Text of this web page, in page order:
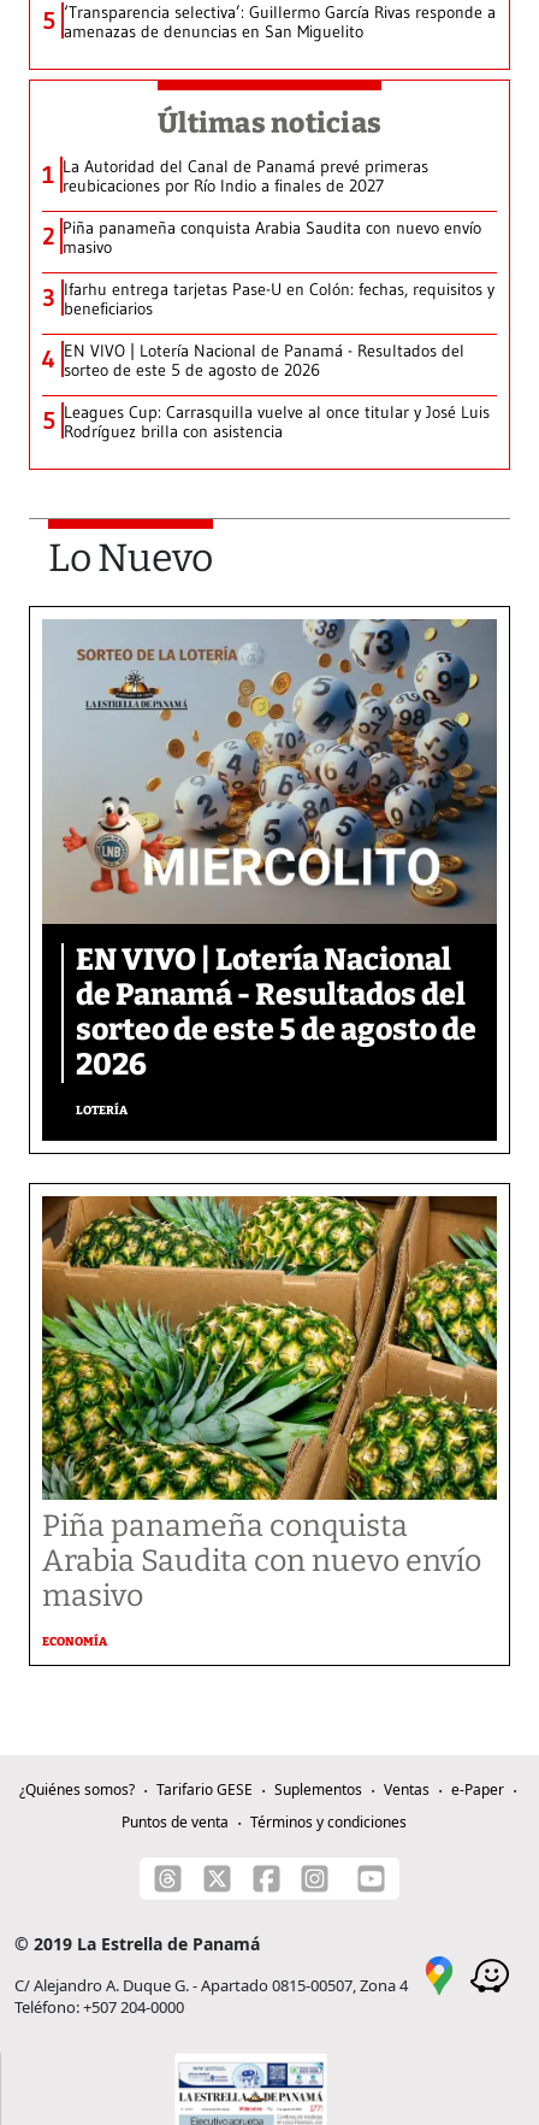
5 ‘Transparencia selectiva’: Guillermo García Rivas responde a
amenazas de denuncias en San Miguelito
Últimas noticias
1 La Autoridad del Canal de Panamá prevé primeras
reubicaciones por Río Indio a finales de 2027
2 Piña panameña conquista Arabia Saudita con nuevo envío
masivo
3 Ifarhu entrega tarjetas Pase-U en Colón: fechas, requisitos y
beneficiarios
4 EN VIVO | Lotería Nacional de Panamá - Resultados del
sorteo de este 5 de agosto de 2026
5 Leagues Cup: Carrasquilla vuelve al once titular y José Luis
Rodríguez brilla con asistencia
Lo Nuevo
EN VIVO | Lotería Nacional
de Panamá - Resultados del
sorteo de este 5 de agosto de
2026
LOTERÍA
Piña panameña conquista
Arabia Saudita con nuevo envío
masivo
ECONOMÍA
¿Quiénes somos? Tarifario GESE Suplementos Ventas
e-Paper
Puntos de venta
Términos y condiciones
© 2019 La Estrella de Panamá
C/ Alejandro A. Duque G. - Apartado 0815-00507, Zona 4
Teléfono: +507 204-0000